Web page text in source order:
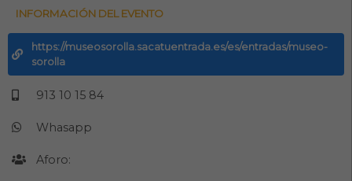
INFORMACIÓN DEL EVENTO
https://museosorolla.sacatuentrada.es/es/entradas/museo-
sorolla
913 10 15 84
Whasapp
Aforo: